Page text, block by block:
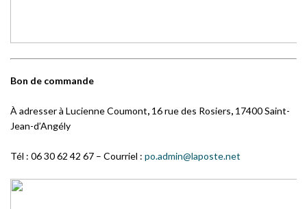
Bon de commande
À adresser à Lucienne Coumont, 16 rue des Rosiers, 17400 Saint-
Jean-d’Angély
Tél : 06 30 62 42 67 – Courriel : po.admin@laposte.net